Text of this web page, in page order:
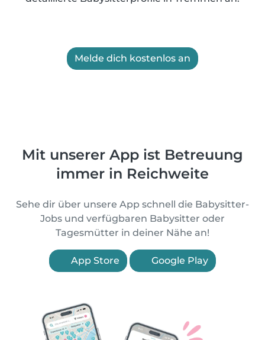
Melde dich kostenlos an
Mit unserer App ist Betreuung
immer in Reichweite
Sehe dir über unsere App schnell die Babysitter-
Jobs und verfügbaren Babysitter oder
Tagesmütter in deiner Nähe an!
App Store Google Play